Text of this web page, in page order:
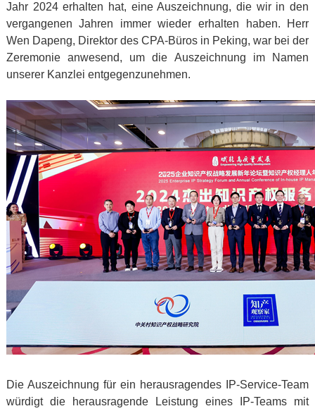
Jahr 2024 erhalten hat, eine Auszeichnung, die wir in den
vergangenen Jahren immer wieder erhalten haben. Herr
Wen Dapeng, Direktor des CPA-Büros in Peking, war bei der
Zeremonie anwesend, um die Auszeichnung im Namen
unserer Kanzlei entgegenzunehmen.
Die Auszeichnung für ein herausragendes IP-Service-Team
würdigt die herausragende Leistung eines IP-Teams mit